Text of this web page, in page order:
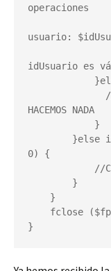
operaciones
usuario:
idUsuario es
HACEMOS NADA
0) {
}